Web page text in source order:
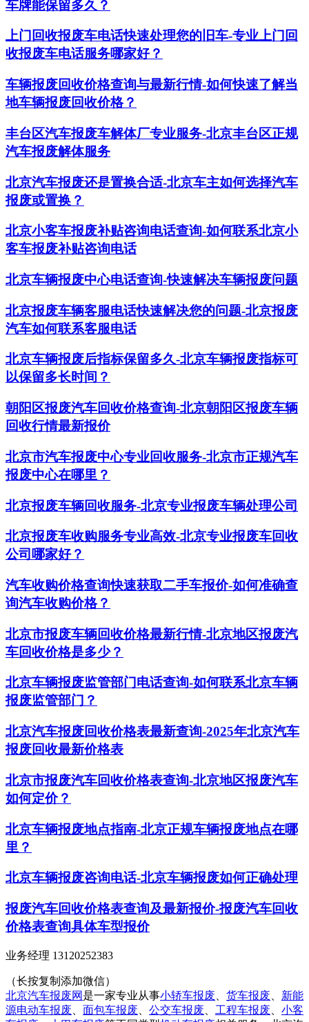
车牌能保留多久？
上门回收报废车电话快速处理您的旧车-专业上门回
收报废车电话服务哪家好？
车辆报废回收价格查询与最新行情-如何快速了解当
地车辆报废回收价格？
丰台区汽车报废车解体厂专业服务-北京丰台区正规
汽车报废解体服务
北京汽车报废还是置换合适-北京车主如何选择汽车
报废或置换？
北京小客车报废补贴咨询电话查询-如何联系北京小
客车报废补贴咨询电话
北京车辆报废中心电话查询-快速解决车辆报废问题
北京报废车辆客服电话快速解决您的问题-北京报废
汽车如何联系客服电话
北京车辆报废后指标保留多久-北京车辆报废指标可
以保留多长时间？
朝阳区报废汽车回收价格查询-北京朝阳区报废车辆
回收行情最新报价
北京市汽车报废中心专业回收服务-北京市正规汽车
报废中心在哪里？
北京报废车辆回收服务-北京专业报废车辆处理公司
北京报废车收购服务专业高效-北京专业报废车回收
公司哪家好？
汽车收购价格查询快速获取二手车报价-如何准确查
询汽车收购价格？
北京市报废车辆回收价格最新行情-北京地区报废汽
车回收价格是多少？
北京车辆报废监管部门电话查询-如何联系北京车辆
报废监管部门？
北京汽车报废回收价格表最新查询-2025年北京汽车
报废回收最新价格表
北京市报废汽车回收价格表查询-北京地区报废汽车
如何定价？
北京车辆报废地点指南-北京正规车辆报废地点在哪
里？
北京车辆报废咨询电话-北京车辆报废如何正确处理
报废汽车回收价格表查询及最新报价-报废汽车回收
价格表查询具体车型报价
业务经理 13120252383
（长按复制添加微信）
北京汽车报废网 是一家专业从事小轿车报废 货车报废
新能
源电动车报废
面包车报废 公交车报废 工程车报废
小客